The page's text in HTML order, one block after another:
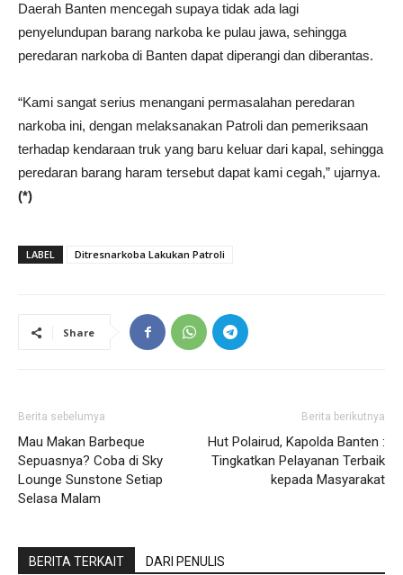
Daerah Banten mencegah supaya tidak ada lagi
penyelundupan barang narkoba ke pulau jawa, sehingga
peredaran narkoba di Banten dapat diperangi dan diberantas.
“Kami sangat serius menangani permasalahan peredaran
narkoba ini, dengan melaksanakan Patroli dan pemeriksaan
terhadap kendaraan truk yang baru keluar dari kapal, sehingga
peredaran barang haram tersebut dapat kami cegah,” ujarnya.
(*)
LABEL Ditresnarkoba Lakukan Patroli
Share
Berita sebelumya
Mau Makan Barbeque
Sepuasnya? Coba di Sky
Lounge Sunstone Setiap
Selasa Malam
Berita berikutnya
Hut Polairud, Kapolda Banten :
Tingkatkan Pelayanan Terbaik
kepada Masyarakat
BERITA TERKAIT DARI PENULIS